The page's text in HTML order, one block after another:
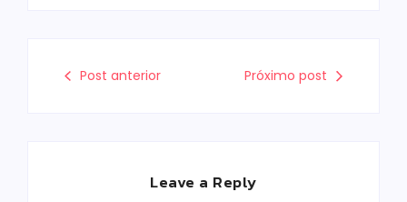
Post anterior Próximo post
Leave a Reply